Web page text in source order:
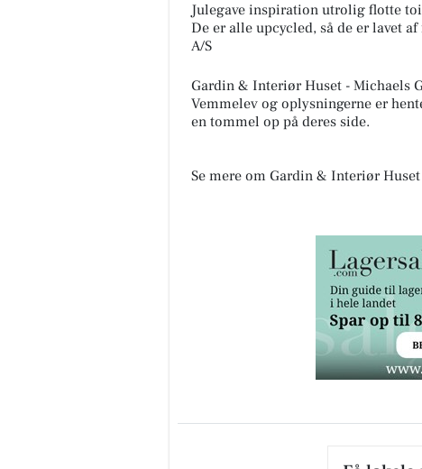
Julegave inspiration utrolig flotte
De er alle upcycled, så de er lavet
A/S
Gardin & Interiør Huset - Michaels
Vemmelev og oplysningerne er
en tommel op på deres side.
Se mere om Gardin & Interiør